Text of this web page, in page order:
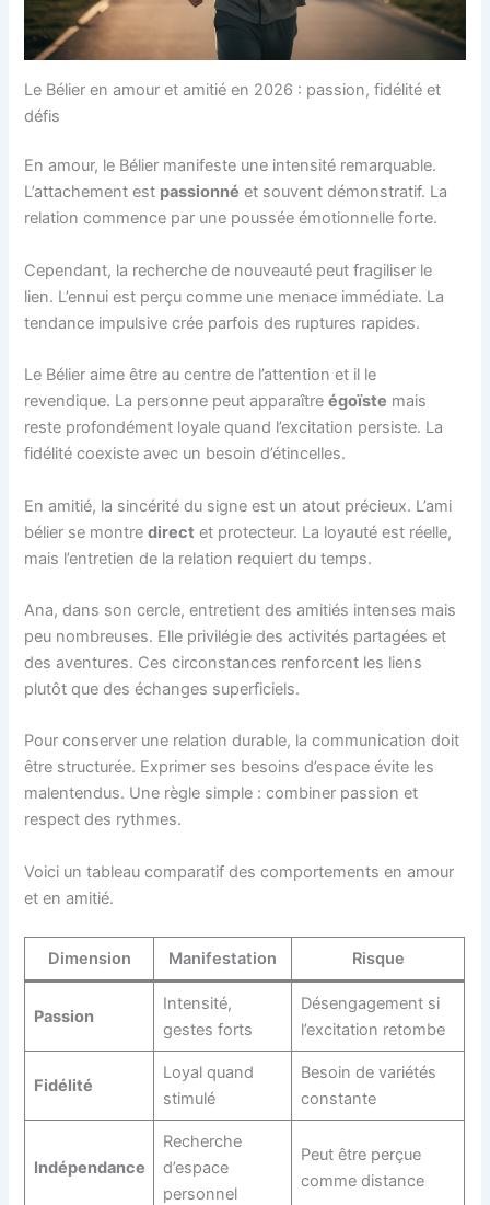
Le Bélier en amour et amitié en 2026 : passion, fidélité et
défis
En amour, le Bélier manifeste une intensité remarquable.
L’attachement est passionné et souvent démonstratif. La
relation commence par une poussée émotionnelle forte.
Cependant, la recherche de nouveauté peut fragiliser le
lien. L’ennui est perçu comme une menace immédiate. La
tendance impulsive crée parfois des ruptures rapides.
Le Bélier aime être au centre de l’attention et il le
revendique. La personne peut apparaîtreégoïste mais
reste profondément loyale quand l’excitation persiste. La
fidélité coexiste avec un besoin d’étincelles.
En amitié, la sincérité du signe est un atout précieux. L’ami
bélier se montredirect et protecteur. La loyauté est réelle,
mais l’entretien de la relation requiert du temps.
Ana, dans son cercle, entretient des amitiés intenses mais
peu nombreuses. Elle privilégie des activités partagées et
des aventures. Ces circonstances renforcent les liens
plutôt que des échanges superficiels.
Pour conserver une relation durable, la communication doit
être structurée. Exprimer ses besoins d’espace évite les
malentendus. Une règle simple : combiner passion et
respect des rythmes.
Voici un tableau comparatif des comportements en amour
et en amitié.
Dimension Manifestation Risque
Passion
Intensité,
gestes forts
Désengagement si
l’excitation retombe
Fidélité
Loyal quand
stimulé
Besoin de variétés
constante
Indépendance
Recherche
d’espace
personnel
Peut être perçue
comme distance